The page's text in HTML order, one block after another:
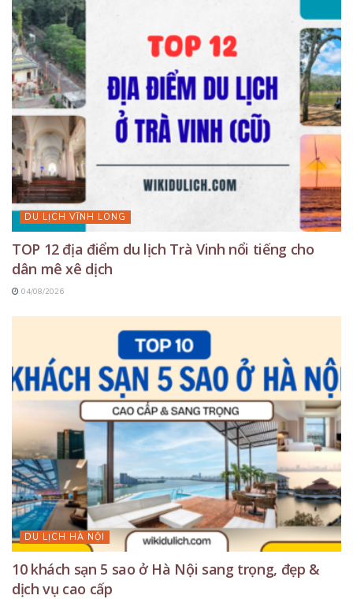
DU LỊCH VĨNH LONG
TOP 12 địa điểm du lịch Trà Vinh nổi tiếng cho
dân mê xê dịch
04/08/2026
DU LỊCH HÀ NỘI
10 khách sạn 5 sao ở Hà Nội sang trọng, đẹp &
dịch vụ cao cấp